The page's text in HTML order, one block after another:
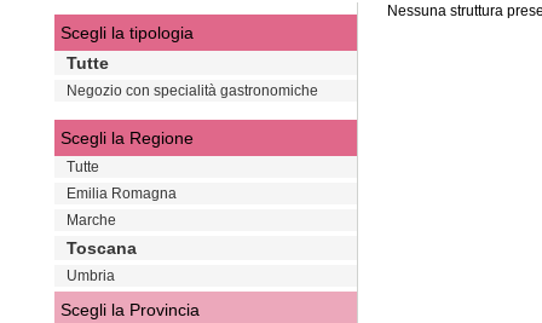
Nessuna struttura
Scegli la tipologia
Tutte
Negozio con specialità gastronomiche
Scegli la Regione
Tutte
Emilia Romagna
Marche
Toscana
Umbria
Scegli la Provincia